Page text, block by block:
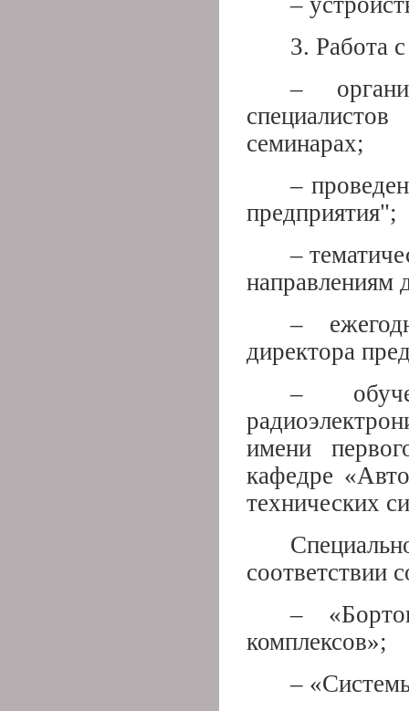
3. Работа
–
семинарах;
–
предприятия";
–
направлениям
–
директора
–
имени
кафедре
технических
соответствии
–
комплексов»;
–